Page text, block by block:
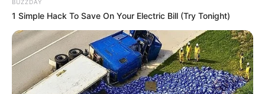
BUZZDAY
1 Simple Hack To Save On Your Electric Bill (Try Tonight)